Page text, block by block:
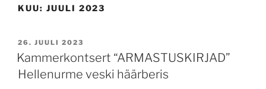
KUU: JUULI 2023
POSTED
ON
26. JUULI 2023
Kammerkontsert “ARMASTUSKIRJAD”
Hellenurme veski häärberis